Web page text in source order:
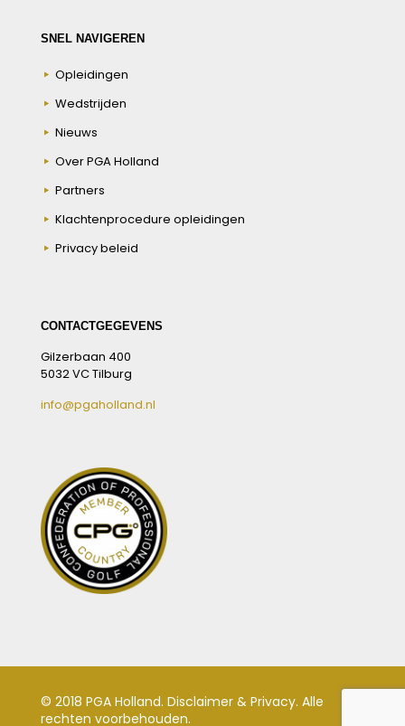
SNEL NAVIGEREN
Opleidingen
Wedstrijden
Nieuws
Over PGA Holland
Partners
Klachtenprocedure opleidingen
Privacy beleid
CONTACTGEGEVENS
Gilzerbaan 400
5032 VC Tilburg
info@pgaholland.nl
© 2018 PGA Holland. Disclaimer & Privacy. Alle
rechten voorbehouden.